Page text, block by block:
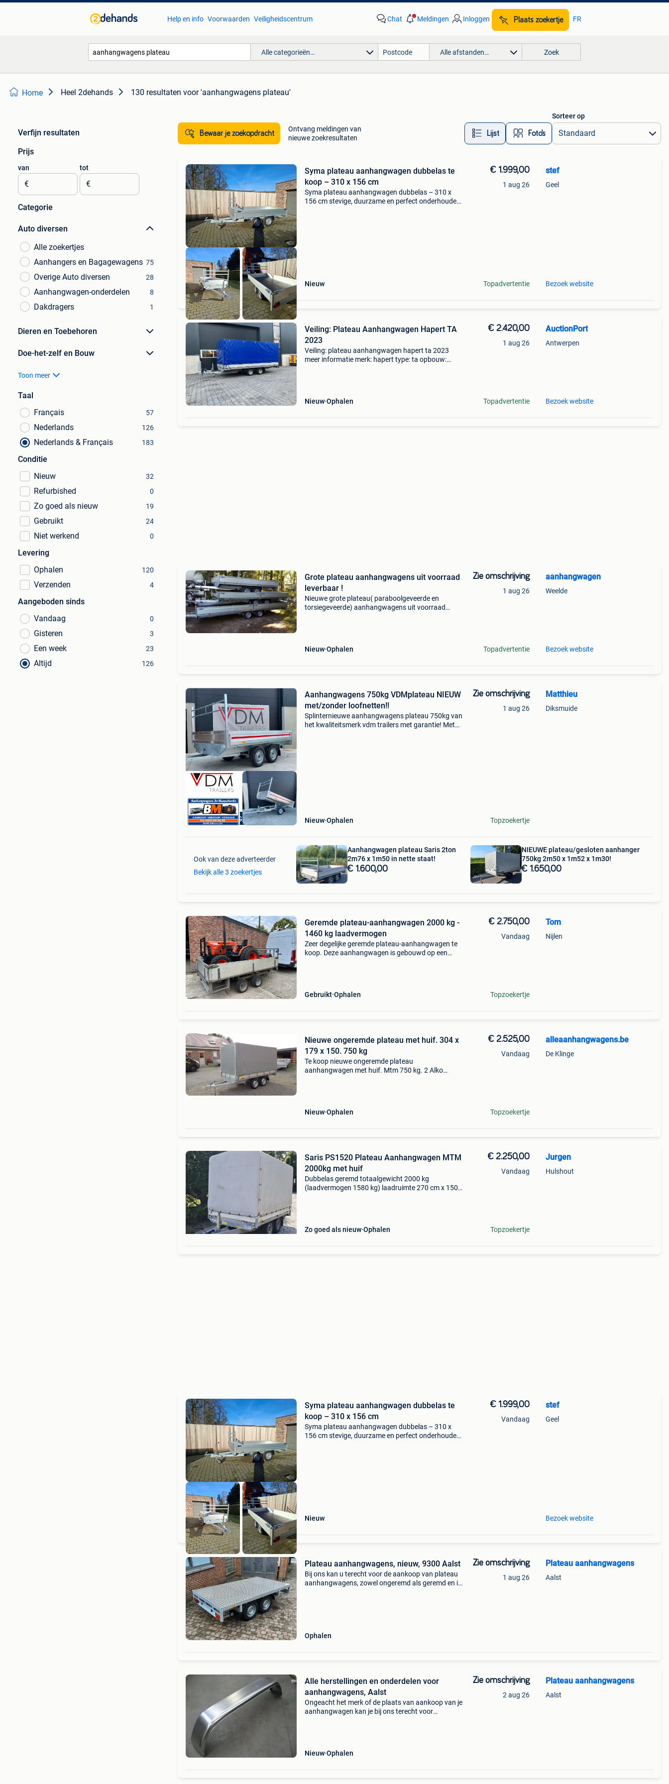
Help en info Voorwaarden Veiligheidscentrum Chat Meldingen Inloggen Plaats zoekertje FR
Alle categorieën… Alle afstanden… Zoek
Home Heel 2dehands 130 resultaten voor 'aanhangwagens plateau'
Verfijn resultaten
Prijs
van
€
tot
€
Categorie
Auto diversen
Alle zoekertjes
Aanhangers en Bagagewagens 75
Overige Auto diversen 28
Aanhangwagen-onderdelen 8
Dakdragers 1
Dieren en Toebehoren
Doe-het-zelf en Bouw
Toon meer
Taal
Français
57
Nederlands 126
Nederlands & Français 183
Conditie
Nieuw
32
Refurbished 0
Zo goed als nieuw 19
Gebruikt 24
Niet werkend 0
Levering
Ophalen
120
Verzenden 4
Aangeboden sinds
Vandaag
0
Gisteren 3
Een week 23
Altijd 126
Bewaar je zoekopdracht
Ontvang meldingen van
nieuwe zoekresultaten
Lijst Foto’s
Sorteer op
Syma plateau aanhangwagen dubbelas te
koop – 310 x 156 cm
Syma plateau aanhangwagen dubbelas – 310 x
156 cm stevige, duurzame en perfect onderhouden
Nieuw
€ 1.999,00
1 aug 26
Topadvertentie
stef
Geel
Bezoek website
Veiling: Plateau Aanhangwagen Hapert TA
2023
Veiling: plateau aanhangwagen hapert ta 2023
meer informatie merk: hapert type: ta opbouw:
Nieuw Ophalen
€ 2.420,00
1 aug 26
Topadvertentie
AuctionPort
Antwerpen
Bezoek website
Grote plateau aanhangwagens uit voorraad
leverbaar !
Nieuwe grote plateau( paraboolgeveerde en
torsiegeveerde) aanhangwagens uit voorraad
Nieuw Ophalen
Zie omschrijving
1 aug 26
Topadvertentie
aanhangwagen
Weelde
Bezoek website
NIEUW +GARANTIE
Aanhangwagens 750kg VDMplateau NIEUW
met/zonder loofnetten!!
Splinternieuwe aanhangwagens plateau 750kg van
het kwaliteitsmerk vdm trailers met garantie! Met
Nieuw Ophalen
Zie omschrijving
1 aug 26
Topzoekertje
Matthieu
Diksmuide
Ook van deze adverteerder
Bekijk alle 3 zoekertjes
Aanhangwagen plateau Saris 2ton
2m76 x 1m50 in nette staat!
€ 1.600,00
NIEUWE plateau/gesloten aanhanger
750kg 2m50 x 1m52 x 1m30!
€ 1.650,00
Geremde plateau-aanhangwagen 2000 kg -
1460 kg laadvermogen
Zeer degelijke geremde plateau-aanhangwagen te
koop. Deze aanhangwagen is gebouwd op een
Gebruikt Ophalen
€ 2.750,00
Vandaag
Topzoekertje
Tom
Nijlen
Nieuwe ongeremde plateau met huif. 304 x
179 x 150. 750 kg
Te koop nieuwe ongeremde plateau
aanhangwagen met huif. Mtm 750 kg. 2 Alko
Nieuw Ophalen
€ 2.525,00
Vandaag
Topzoekertje
alleaanhangwagens.be
De Klinge
Saris PS1520 Plateau Aanhangwagen MTM
2000kg met huif
Dubbelas geremd totaalgewicht 2000 kg
(laadvermogen 1580 kg) laadruimte 270 cm x 150
Zo goed als nieuw Ophalen
€ 2.250,00
Vandaag
Topzoekertje
Jurgen
Hulshout
Syma plateau aanhangwagen dubbelas te
koop – 310 x 156 cm
Syma plateau aanhangwagen dubbelas – 310 x
156 cm stevige, duurzame en perfect onderhouden
Nieuw
€ 1.999,00
Vandaag
stef
Geel
Bezoek website
Plateau aanhangwagens, nieuw, 9300 Aalst
Bij ons kan u terecht voor de aankoop van plateau
aanhangwagens, zowel ongeremd als geremd en in
Ophalen
Zie omschrijving
1 aug 26
Plateau aanhangwagens
Aalst
Alle herstellingen en onderdelen voor
aanhangwagens, Aalst
Ongeacht het merk of de plaats van aankoop van je
aanhangwagen kan je bij ons terecht voor
Nieuw Ophalen
Zie omschrijving
2 aug 26
Plateau aanhangwagens
Aalst